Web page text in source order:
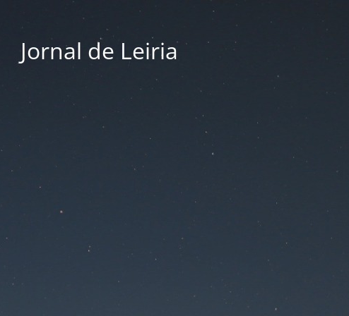
Jornal de Leiria